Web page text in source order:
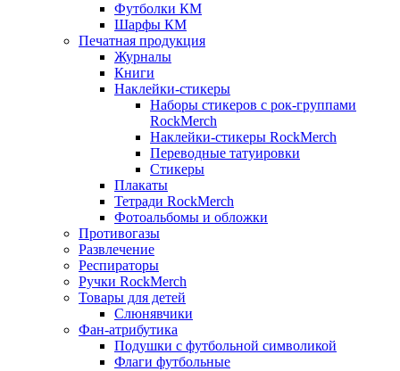
Футболки КМ
Шарфы КМ
Печатная продукция
Журналы
Книги
Наклейки-стикеры
Наборы стикеров с рок-группами
RockMerch
Наклейки-стикеры RockMerch
Переводные татуировки
Стикеры
Плакаты
Тетради RockMerch
Фотоальбомы и обложки
Противогазы
Развлечение
Респираторы
Ручки RockMerch
Товары для детей
Слюнявчики
Фан-атрибутика
Подушки с футбольной символикой
Флаги футбольные